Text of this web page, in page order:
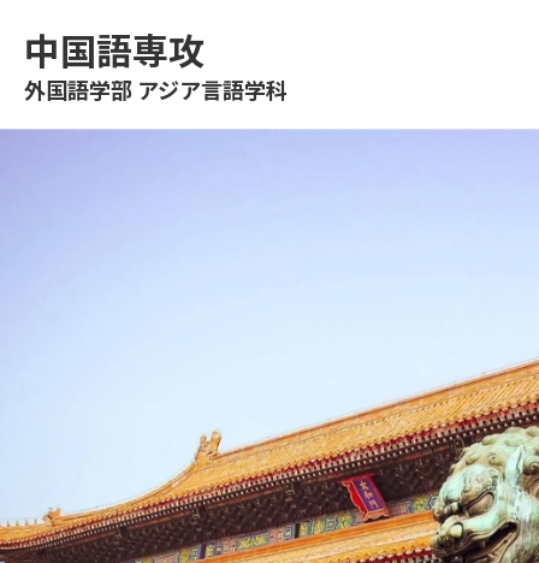
中国語専攻
外国語学部 アジア言語学科